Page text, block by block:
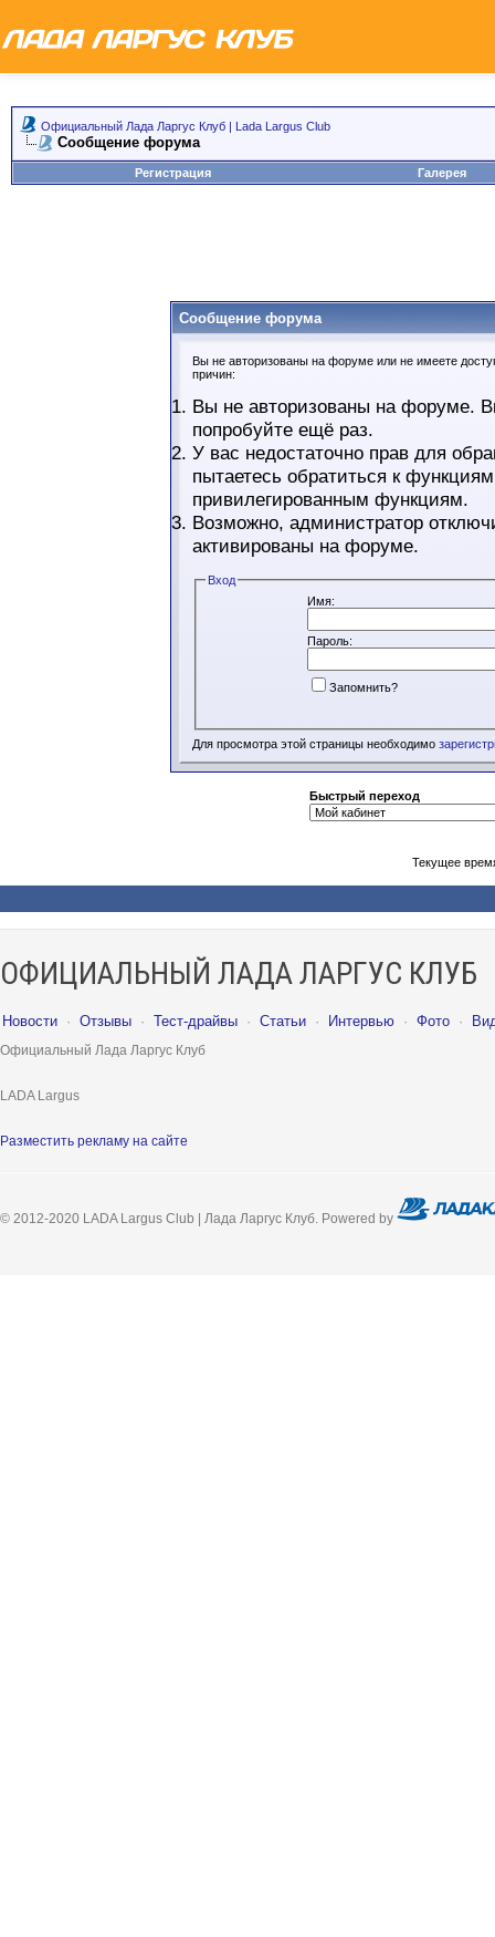
Официальный Лада Ларгус Клуб | Lada Largus Club
Сообщение форума
Регистрация Галерея
Сообщение форума
Вы не авторизованы на форуме или не имеете
причин:
Вы не авторизованы на форуме.
попробуйте ещё раз.
У вас недостаточно прав для
пытаетесь обратиться к
привилегированным функциям.
Возможно, администратор
активированы на форуме.
Вход
Имя:
Пароль:
Запомнить?
Для просмотра этой страницы необходимо
Быстрый переход
Текущее
ОФИЦИАЛЬНЫЙ ЛАДА ЛАРГУС КЛУБ
Новости · Отзывы · Тест-драйвы · Статьи · Интервью · Фото ·
Официальный Лада Ларгус Клуб
LADA Largus
Разместить рекламу на сайте
© 2012-2020 LADA Largus Club | Лада Ларгус Клуб. Powered by